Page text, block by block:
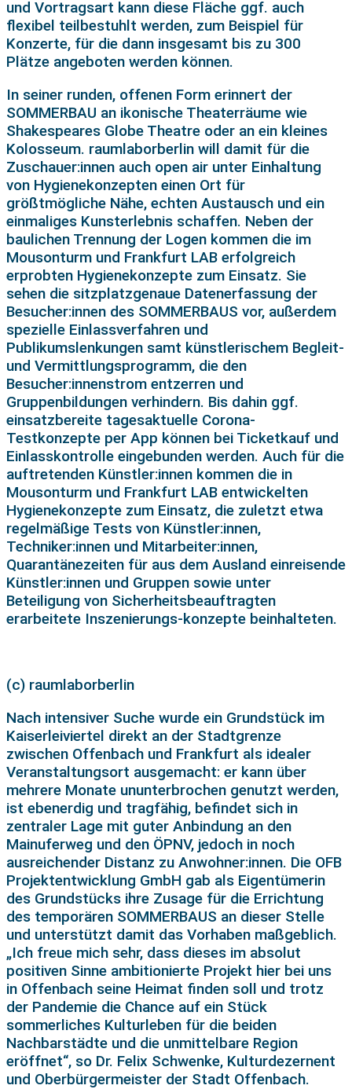
und Vortragsart kann diese Fläche ggf. auch
flexibel teilbestuhlt werden, zum Beispiel für
Konzerte, für die dann insgesamt bis zu 300
Plätze angeboten werden können.
In seiner runden, offenen Form erinnert der
SOMMERBAU an ikonische Theaterräume wie
Shakespeares Globe Theatre oder an ein kleines
Kolosseum. raumlaborberlin will damit für die
Zuschauer:innen auch open air unter Einhaltung
von Hygienekonzepten einen Ort für
größtmögliche Nähe, echten Austausch und ein
einmaliges Kunsterlebnis schaffen. Neben der
baulichen Trennung der Logen kommen die im
Mousonturm und Frankfurt LAB erfolgreich
erprobten Hygienekonzepte zum Einsatz. Sie
sehen die sitzplatzgenaue Datenerfassung der
Besucher:innen des SOMMERBAUS vor, außerdem
spezielle Einlassverfahren und
Publikumslenkungen samt künstlerischem Begleit-
und Vermittlungsprogramm, die den
Besucher:innenstrom entzerren und
Gruppenbildungen verhindern. Bis dahin ggf.
einsatzbereite tagesaktuelle Corona-
Testkonzepte per App können bei Ticketkauf und
Einlasskontrolle eingebunden werden. Auch für die
auftretenden Künstler:innen kommen die in
Mousonturm und Frankfurt LAB entwickelten
Hygienekonzepte zum Einsatz, die zuletzt etwa
regelmäßige Tests von Künstler:innen,
Techniker:innen und Mitarbeiter:innen,
Quarantänezeiten für aus dem Ausland einreisende
Künstler:innen und Gruppen sowie unter
Beteiligung von Sicherheitsbeauftragten
erarbeitete Inszenierungs-konzepte beinhalteten.
(c) raumlaborberlin
Nach intensiver Suche wurde ein Grundstück im
Kaiserleiviertel direkt an der Stadtgrenze
zwischen Offenbach und Frankfurt als idealer
Veranstaltungsort ausgemacht: er kann über
mehrere Monate ununterbrochen genutzt werden,
ist ebenerdig und tragfähig, befindet sich in
zentraler Lage mit guter Anbindung an den
Mainuferweg und den ÖPNV, jedoch in noch
ausreichender Distanz zu Anwohner:innen. Die OFB
Projektentwicklung GmbH gab als Eigentümerin
des Grundstücks ihre Zusage für die Errichtung
des temporären SOMMERBAUS an dieser Stelle
und unterstützt damit das Vorhaben maßgeblich.
„Ich freue mich sehr, dass dieses im absolut
positiven Sinne ambitionierte Projekt hier bei uns
in Offenbach seine Heimat finden soll und trotz
der Pandemie die Chance auf ein Stück
sommerliches Kulturleben für die beiden
Nachbarstädte und die unmittelbare Region
eröffnet“, so Dr. Felix Schwenke, Kulturdezernent
und Oberbürgermeister der Stadt Offenbach.